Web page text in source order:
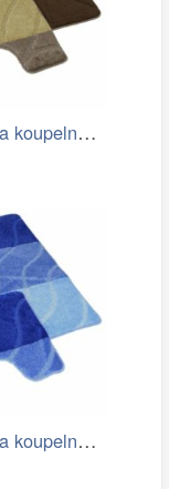
Kvalitex Sada koupelnových předložek…
Kvalitex Sada koupelnových předložek…